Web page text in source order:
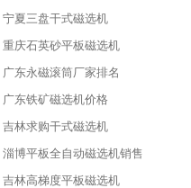
宁夏三盘干式磁选机
重庆石英砂平板磁选机
广东永磁滚筒厂家排名
广东铁矿磁选机价格
吉林求购干式磁选机
淄博平板全自动磁选机销售
吉林高梯度平板磁选机